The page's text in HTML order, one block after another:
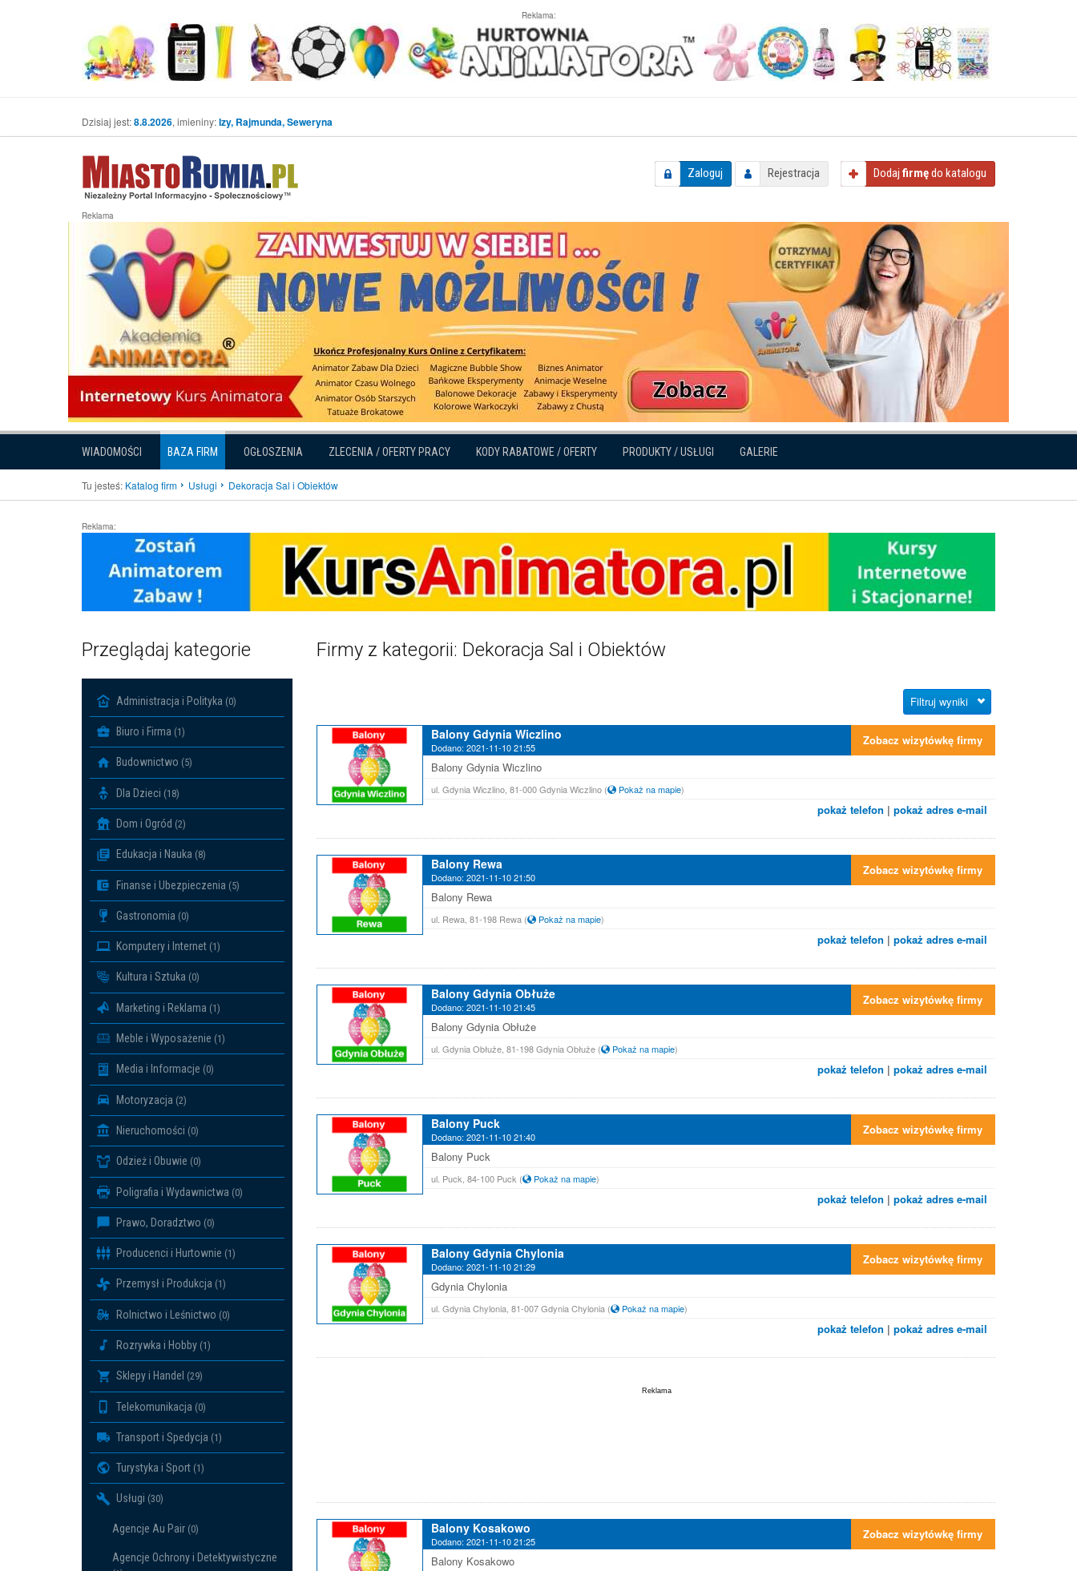
Reklama:
Dzisiaj jest:8.8.2026, imieniny:Izy, Rajmunda, Seweryna
Zaloguj Rejestracja Dodaj firmędo katalogu
Reklama
WIADOMOŚCI BAZA FIRM OGŁOSZENIA ZLECENIA / OFERTY PRACY KODY RABATOWE / OFERTY PRODUKTY / USŁUGI GALERIE
Tu jesteś: Katalog firm Usługi Dekoracja Sal i Obiektów
Reklama:
Przeglądaj kategorie
Administracja i Polityka (0)
Biuro i Firma (1)
Budownictwo (5)
Dla Dzieci (18)
Dom i Ogród (2)
Edukacja i Nauka (8)
Finanse i Ubezpieczenia (5)
Gastronomia (0)
Komputery i Internet (1)
Kultura i Sztuka (0)
Marketing i Reklama (1)
Meble i Wyposażenie (1)
Media i Informacje (0)
Motoryzacja (2)
Nieruchomości (0)
Odzież i Obuwie (0)
Poligrafia i Wydawnictwa (0)
Prawo, Doradztwo (0)
Producenci i Hurtownie (1)
Przemysł i Produkcja (1)
Rolnictwo i Leśnictwo (0)
Rozrywka i Hobby (1)
Sklepy i Handel (29)
Telekomunikacja (0)
Transport i Spedycja (1)
Turystyka i Sport (1)
Usługi (30)
Agencje Au Pair (0)
Agencje Ochrony i Detektywistyczne
Firmy z kategorii: Dekoracja Sal i Obiektów
Filtruj wyniki
Balony Gdynia Wiczlino
Dodano: 2021-11-10 21:55
Zobacz wizytówkę firmy
Balony Gdynia Wiczlino
ul. Gdynia Wiczlino, 81-000 Gdynia Wiczlino ( Pokaż na mapie)
pokaż telefon | pokaż adres e-mail
Balony Rewa
Dodano: 2021-11-10 21:50
Zobacz wizytówkę firmy
Balony Rewa
ul. Rewa, 81-198 Rewa ( Pokaż na mapie)
pokaż telefon | pokaż adres e-mail
Balony Gdynia Obłuże
Dodano: 2021-11-10 21:45
Zobacz wizytówkę firmy
Balony Gdynia Obłuże
ul. Gdynia Obłuże, 81-198 Gdynia Obłuże ( Pokaż na mapie)
pokaż telefon | pokaż adres e-mail
Balony Puck
Dodano: 2021-11-10 21:40
Zobacz wizytówkę firmy
Balony Puck
ul. Puck, 84-100 Puck ( Pokaż na mapie)
pokaż telefon | pokaż adres e-mail
Balony Gdynia Chylonia
Dodano: 2021-11-10 21:29
Zobacz wizytówkę firmy
Gdynia Chylonia
ul. Gdynia Chylonia, 81-007 Gdynia Chylonia ( Pokaż na mapie)
pokaż telefon | pokaż adres e-mail
Balony Kosakowo
Dodano: 2021-11-10 21:25
Zobacz wizytówkę firmy
Balony Kosakowo